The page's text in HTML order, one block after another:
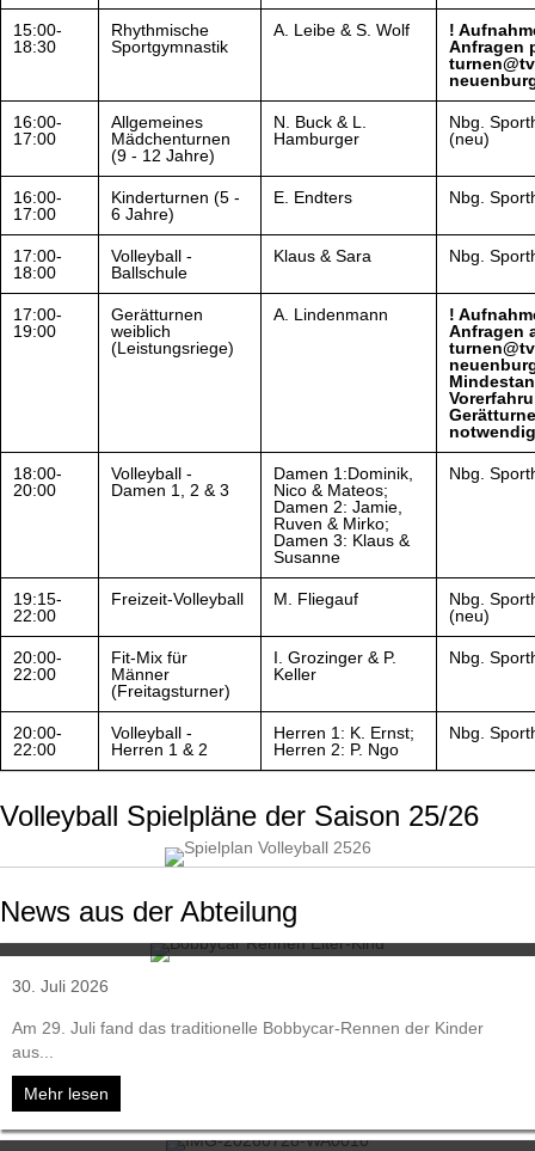
15:00-
18:30
Rhythmische
Sportgymnastik
A. Leibe & S. Wolf
!
Anfragen
16:00-
17:00
Allgemeines
Mädchenturnen
(9 - 12 Jahre)
N. Buck & L.
Hamburger
Nbg.
(neu)
16:00-
17:00
Kinderturnen (5 -
6 Jahre)
E. Endters Nbg.
17:00-
18:00
Volleyball -
Ballschule
Klaus & Sara Nbg.
17:00-
19:00
Gerätturnen
weiblich
(Leistungsriege)
A. Lindenmann
!
Anfragen
18:00-
20:00
Volleyball -
Damen 1, 2 & 3
Damen 1:Dominik,
Nico & Mateos;
Damen 2: Jamie,
Ruven & Mirko;
Damen 3: Klaus &
Susanne
Nbg.
19:15-
22:00
Freizeit-Volleyball M. Fliegauf
Nbg.
(neu)
20:00-
22:00
Fit-Mix für
Männer
(Freitagsturner)
I. Grozinger & P.
Keller
Nbg.
20:00-
22:00
Volleyball -
Herren 1 & 2
Herren 1: K. Ernst;
Herren 2: P. Ngo
Nbg.
Volleyball Spielpläne der Saison 25/26
News aus der Abteilung
Traditionelles Bobbycar-Rennen begeistert die Kleinsten
30. Juli 2026
Am 29. Juli fand das traditionelle Bobbycar-Rennen der Kinder
aus...
Mehr lesen